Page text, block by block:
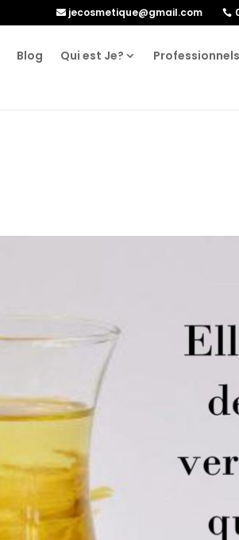
jecosmetique@gmail.com
Blog Qui est Je? Professionnels